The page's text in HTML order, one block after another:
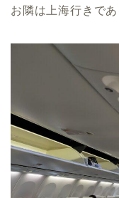
お隣は上海行きであ